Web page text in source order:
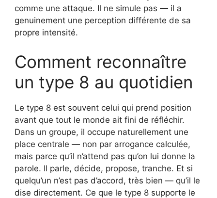
comme une attaque. Il ne simule pas — il a
genuinement une perception différente de sa
propre intensité.
Comment reconnaître
un type 8 au quotidien
Le type 8 est souvent celui qui prend position
avant que tout le monde ait fini de réfléchir.
Dans un groupe, il occupe naturellement une
place centrale — non par arrogance calculée,
mais parce qu’il n’attend pas qu’on lui donne la
parole. Il parle, décide, propose, tranche. Et si
quelqu’un n’est pas d’accord, très bien — qu’il le
dise directement. Ce que le type 8 supporte le